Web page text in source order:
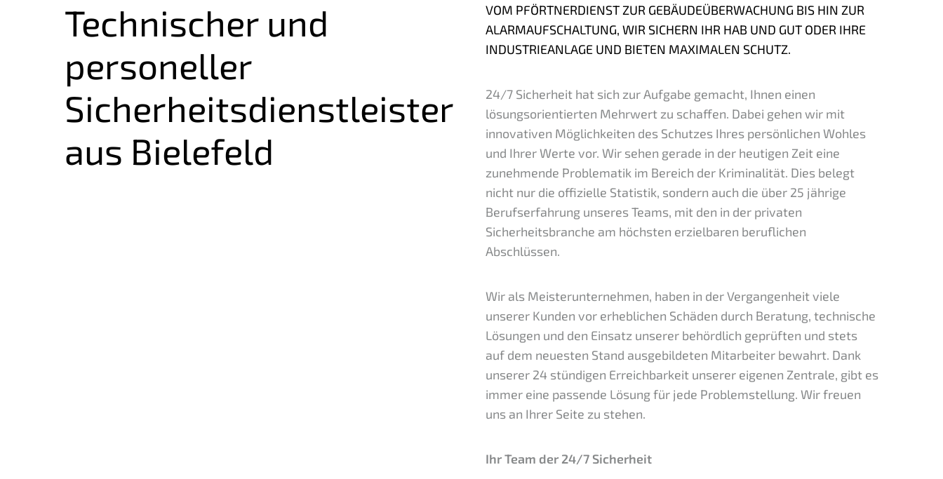
Technischer und
personeller
Sicherheits­dienst­leister
aus Bielefeld
VOM PFÖRTNERDIENST ZUR GEBÄUDEÜBERWACHUNG BIS HIN ZUR
ALARMAUFSCHALTUNG, WIR SICHERN IHR HAB UND GUT ODER IHRE
INDUSTRIEANLAGE UND BIETEN MAXIMALEN SCHUTZ.
24/7 Sicherheit hat sich zur Aufgabe gemacht, Ihnen einen
lösungsorientierten Mehrwert zu schaffen. Dabei gehen wir mit
innovativen Möglichkeiten des Schutzes Ihres persönlichen Wohles
und Ihrer Werte vor. Wir sehen gerade in der heutigen Zeit eine
zunehmende Problematik im Bereich der Kriminalität. Dies belegt
nicht nur die offizielle Statistik, sondern auch die über 25 jährige
Berufserfahrung unseres Teams, mit den in der privaten
Sicherheitsbranche am höchsten erzielbaren beruflichen
Abschlüssen.
Wir als Meisterunternehmen, haben in der Vergangenheit viele
unserer Kunden vor erheblichen Schäden durch Beratung, technische
Lösungen und den Einsatz unserer behördlich geprüften und stets
auf dem neuesten Stand ausgebildeten Mitarbeiter bewahrt. Dank
unserer 24 stündigen Erreichbarkeit unserer eigenen Zentrale, gibt es
immer eine passende Lösung für jede Problemstellung. Wir freuen
uns an Ihrer Seite zu stehen.
Ihr Team der 24/7 Sicherheit